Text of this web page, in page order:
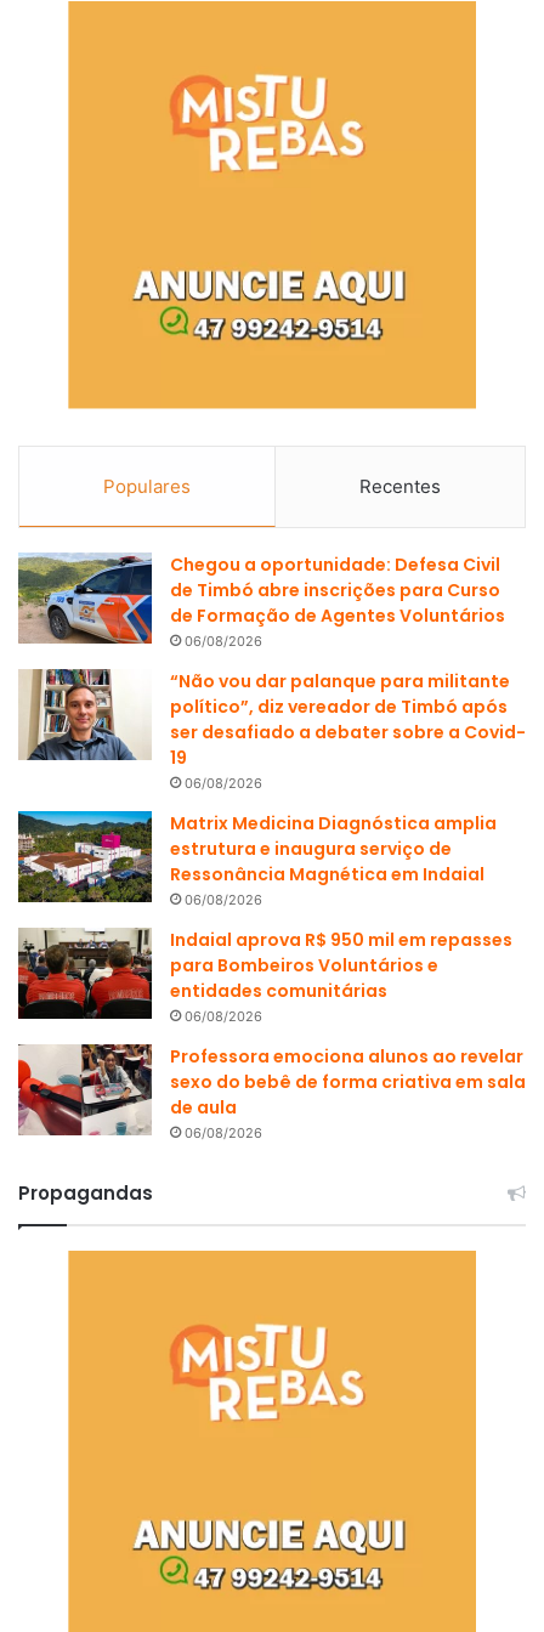
Populares Recentes
Chegou a oportunidade: Defesa Civil
de Timbó abre inscrições para Curso
de Formação de Agentes Voluntários
06/08/2026
“Não vou dar palanque para militante
político”, diz vereador de Timbó após
ser desafiado a debater sobre a Covid-
19
06/08/2026
Matrix Medicina Diagnóstica amplia
estrutura e inaugura serviço de
Ressonância Magnética em Indaial
06/08/2026
Indaial aprova R$ 950 mil em repasses
para Bombeiros Voluntários e
entidades comunitárias
06/08/2026
Professora emociona alunos ao revelar
sexo do bebê de forma criativa em sala
de aula
06/08/2026
Propagandas